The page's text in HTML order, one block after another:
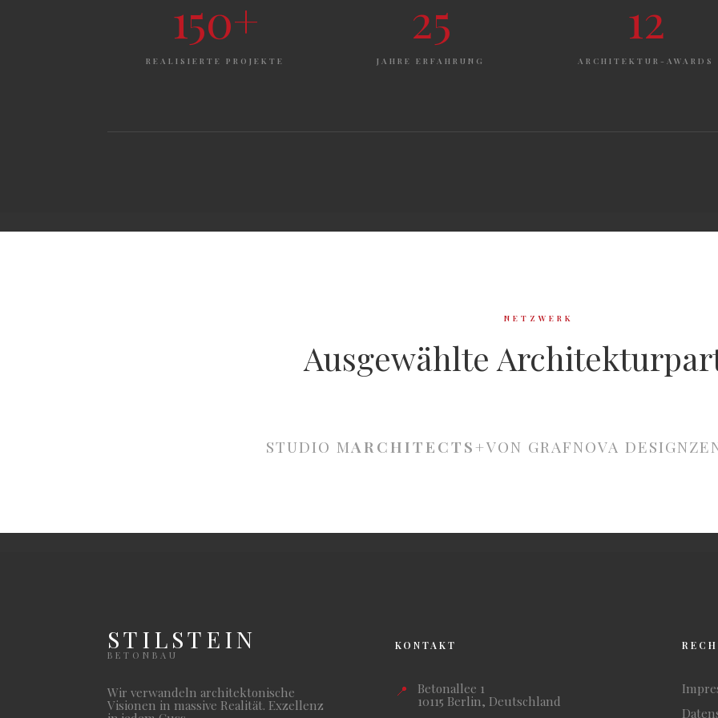
150+
REALISIERTE PROJEKTE
25
JAHRE ERFAHRUNG
12
ARCHITEKTUR-AWARDS
NETZWERK
Ausgewählte
STUDIO MARCHITECTS+VON GRAFNOVA DESIGN
STILSTEIN
BETONBAU
Wir verwandeln architektonische
Visionen in massive Realität. Exzellenz
KONTAKT
📍
Betonallee 1
10115 Berlin, Deutschland